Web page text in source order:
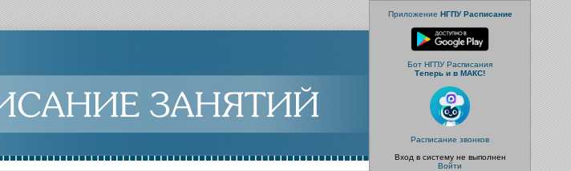
Приложение НГПУ Расписание
Бот НГПУ Расписания
Теперь и в МАКС!
Расписание звонков
Вход в систему не выполнен
Войти